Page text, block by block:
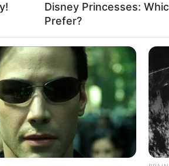
Disney Princesses:
Prefer?